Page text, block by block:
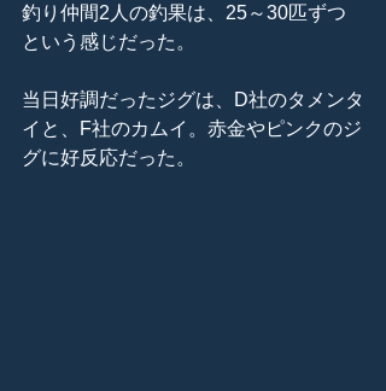
釣り仲間2人の釣果は、25～30匹ずつ
という感じだった。
当日好調だったジグは、D社のタメンタ
イと、F社のカムイ。赤金やピンクのジ
グに好反応だった。